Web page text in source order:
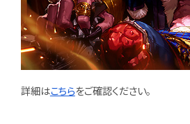
詳細はこちらをご確認ください。